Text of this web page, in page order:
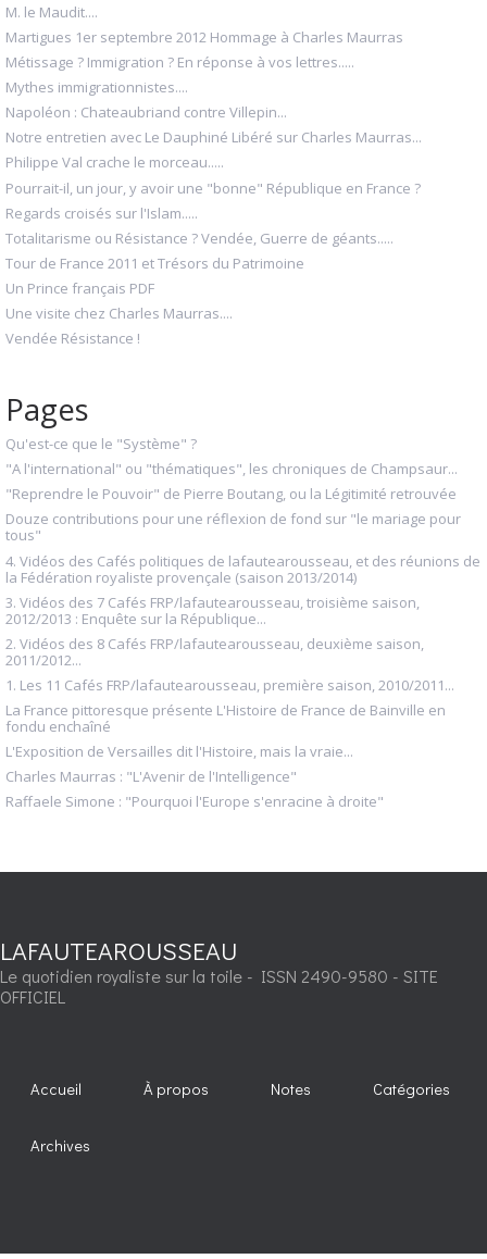
M. le Maudit....
Martigues 1er septembre 2012 Hommage à Charles Maurras
Métissage ? Immigration ? En réponse à vos lettres.....
Mythes immigrationnistes....
Napoléon : Chateaubriand contre Villepin...
Notre entretien avec Le Dauphiné Libéré sur Charles Maurras...
Philippe Val crache le morceau.....
Pourrait-il, un jour, y avoir une "bonne" République en France ?
Regards croisés sur l'Islam.....
Totalitarisme ou Résistance ? Vendée, Guerre de géants.....
Tour de France 2011 et Trésors du Patrimoine
Un Prince français PDF
Une visite chez Charles Maurras....
Vendée Résistance !
Pages
Qu'est-ce que le "Système" ?
"A l'international" ou "thématiques", les chroniques de Champsaur...
"Reprendre le Pouvoir" de Pierre Boutang, ou la Légitimité retrouvée
Douze contributions pour une réflexion de fond sur "le mariage pour
tous"
4. Vidéos des Cafés politiques de lafautearousseau, et des réunions de
la Fédération royaliste provençale (saison 2013/2014)
3. Vidéos des 7 Cafés FRP/lafautearousseau, troisième saison,
2012/2013 : Enquête sur la République...
2. Vidéos des 8 Cafés FRP/lafautearousseau, deuxième saison,
2011/2012...
1. Les 11 Cafés FRP/lafautearousseau, première saison, 2010/2011...
La France pittoresque présente L'Histoire de France de Bainville en
fondu enchaîné
L'Exposition de Versailles dit l'Histoire, mais la vraie...
Charles Maurras : "L'Avenir de l'Intelligence"
Raffaele Simone : "Pourquoi l'Europe s'enracine à droite"
LAFAUTEAROUSSEAU
Le quotidien royaliste sur la toile - ISSN 2490-9580 - SITE
OFFICIEL
Accueil À propos Notes Catégories
Archives